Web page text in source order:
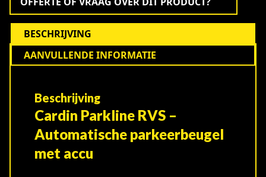
BESCHRIJVING
AANVULLENDE INFORMATIE
Beschrijving
Cardin Parkline RVS –
Automatische parkeerbeugel
met accu